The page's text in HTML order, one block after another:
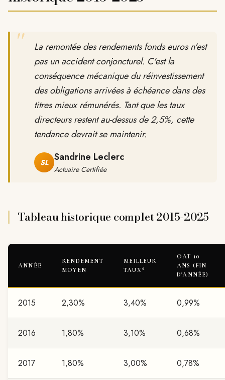
"
La remontée des rendements fonds euros n'est
pas un accident conjoncturel. C'est la
conséquence mécanique du réinvestissement
des obligations arrivées à échéance dans des
titres mieux rémunérés. Tant que les taux
directeurs restent au-dessus de 2,5%, cette
tendance devrait se maintenir.
SL Sandrine Leclerc
Actuaire Certifiée
Tableau historique complet 2015-2025
ANNÉE
RENDEMENT
MOYEN
MEILLEUR
TAUX*
OAT 10
ANS (FIN
D'ANNÉE)
2015 2,30% 3,40% 0,99%
2016 1,80% 3,10% 0,68%
2017 1,80% 3,00% 0,78%